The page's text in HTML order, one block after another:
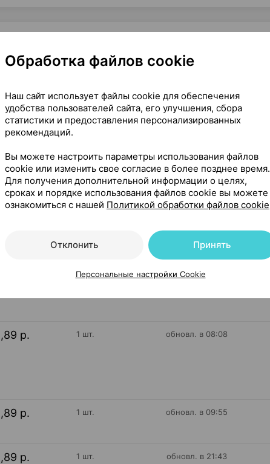
×1, МП Симург Беларусь
На карте
р. 1 шт. обновл. вчера
1 шт. обновл. в 08:08
р. 1 шт. обновл. в 08:08
р. 1 шт. обновл. в 09:55
р. 1 шт. обновл. в 21:43
Обработка файлов cookie
Наш сайт использует файлы cookie для обеспечения
удобства пользователей сайта, его улучшения, сбора
статистики и предоставления персонализированных
рекомендаций.
Вы можете настроить параметры использования файлов
cookie или изменить свое согласие в более позднее время.
Для получения дополнительной информации о целях,
сроках и порядке использования файлов cookie вы можете
ознакомиться с нашей Политикой обработки файлов cookie
Отклонить Принять
Персональные настройки Cookie